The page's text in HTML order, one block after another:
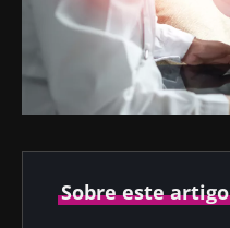
Sobre este artigo